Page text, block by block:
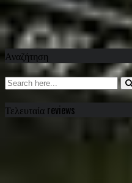
Αναζήτηση
Τελευταία reviews